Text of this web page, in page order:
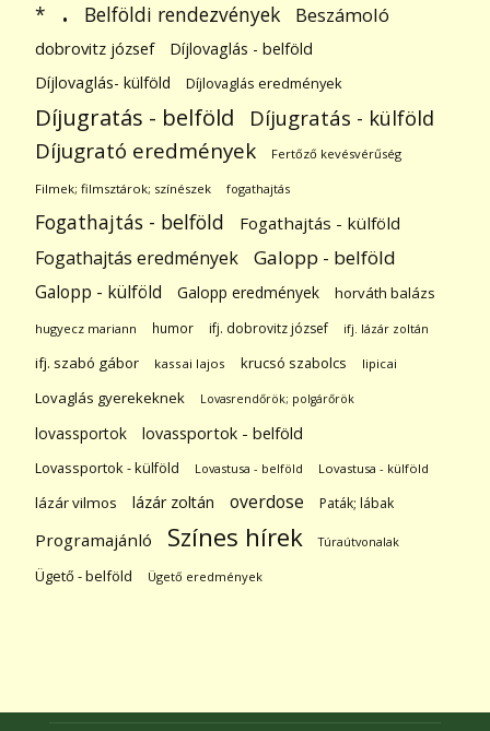
* . Belföldi rendezvények Beszámoló
dobrovitz józsef
Díjlovaglás - belföld
Díjlovaglás- külföld
Díjlovaglás eredmények
Díjugratás - belföld Díjugratás - külföld
Díjugrató eredmények Fertőző kevésvérűség
Filmek; filmsztárok; színészek fogathajtás
Fogathajtás - belföld Fogathajtás - külföld
Fogathajtás eredmények Galopp - belföld
Galopp - külföld Galopp eredmények horváth balázs
hugyecz mariann humor ifj. dobrovitz józsef ifj. lázár zoltán
ifj. szabó gábor kassai lajos krucsó szabolcs lipicai
Lovaglás gyerekeknek Lovasrendőrök; polgárőrök
lovassportok lovassportok - belföld
Lovassportok - külföld Lovastusa - belföld Lovastusa - külföld
lázár vilmos lázár zoltán overdose Paták; lábak
Programajánló Színes hírek Túraútvonalak
Ügető - belföld Ügető eredmények